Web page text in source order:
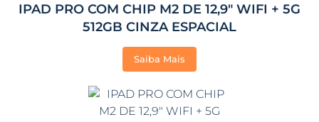
IPAD PRO COM CHIP M2 DE 12,9″ WIFI + 5G
512GB CINZA ESPACIAL
Saiba Mais